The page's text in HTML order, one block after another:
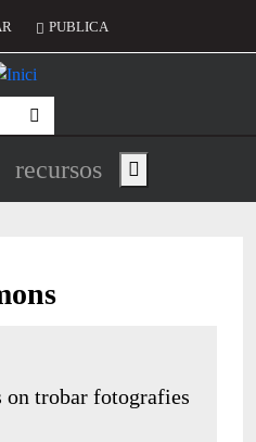
compte d'usuari
PUBLICA
principal de
recursos Show main menu
on trobar fotografies